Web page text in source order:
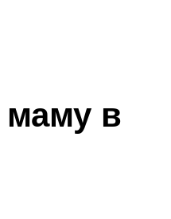
маму в